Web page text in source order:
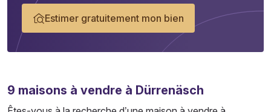
Estimer gratuitement mon bien
9 maisons à vendre à Dürrenäsch